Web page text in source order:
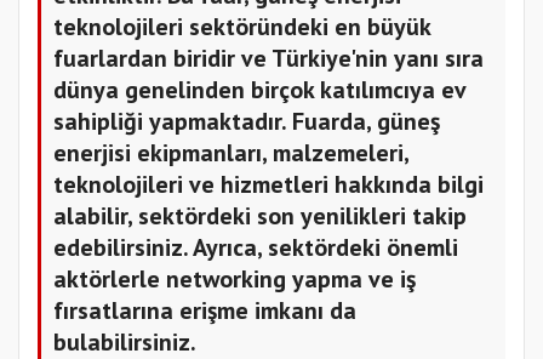
teknolojileri sektöründeki en büyük
fuarlardan biridir ve Türkiye'nin yanı sıra
dünya genelinden birçok katılımcıya ev
sahipliği yapmaktadır. Fuarda, güneş
enerjisi ekipmanları, malzemeleri,
teknolojileri ve hizmetleri hakkında bilgi
alabilir, sektördeki son yenilikleri takip
edebilirsiniz. Ayrıca, sektördeki önemli
aktörlerle networking yapma ve iş
fırsatlarına erişme imkanı da
bulabilirsiniz.